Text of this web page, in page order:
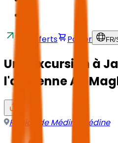
Transferts Panier FR/
Une excursion à
l'ancienne Al-
Région de Médine Médine